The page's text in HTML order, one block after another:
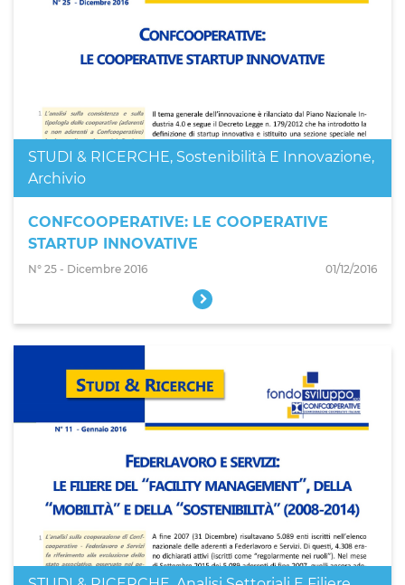
STUDI & RICERCHE, Sostenibilità E Innovazione,
Archivio
CONFCOOPERATIVE: LE COOPERATIVE
STARTUP INNOVATIVE
N° 25 - Dicembre 2016 01/12/2016